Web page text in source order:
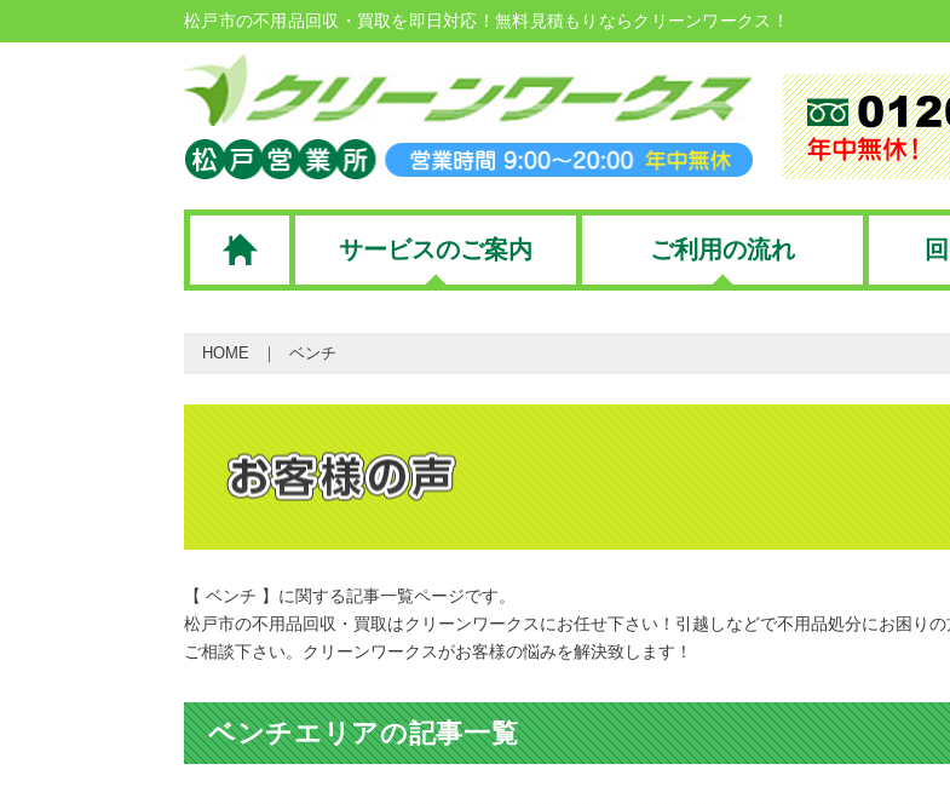
松戸市の不用品回収・買取を即日対応！無料見積もりならクリーンワークス！
サービスのご案内 ご利用の流れ
HOME ベンチ
【 ベンチ 】に関する記事一覧ページです。
松戸市の不用品回収・買取はクリーンワークスにお任せ下さい！引越しなどで不用品処分にお困りの
ご相談下さい。クリーンワークスがお客様の悩みを解決致します！
ベンチエリアの記事一覧